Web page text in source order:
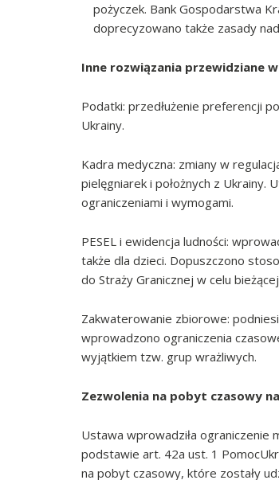
pożyczek. Bank Gospodarstwa
doprecyzowano także zasady
Inne rozwiązania przewidziane
Podatki: przedłużenie preferencji
Ukrainy.
Kadra medyczna: zmiany w
pielęgniarek i położnych z
ograniczeniami i wymogami.
PESEL i ewidencja ludności:
także dla dzieci. Dopuszczono
do Straży Granicznej w celu
Zakwaterowanie zbiorowe:
wprowadzono ograniczenia
wyjątkiem tzw. grup wrażliwych.
Zezwolenia na pobyt czasowy
Ustawa wprowadziła ograniczenie
podstawie art. 42a ust. 1
na pobyt czasowy, które zostały